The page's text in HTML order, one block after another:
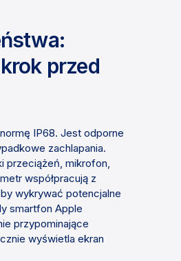
przed
IP68. Jest odporne
zachlapania.
przeciążeń, mikrofon,
współpracują z
wykrywać potencjalne
smartfon Apple
przypominające
wyświetla ekran